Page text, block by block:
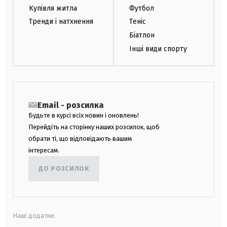
Купівля житла
Тренди і натхнення
Футбол
Теніс
Біатлон
Інші види спорту
Email - розсилка
Будьте в курсі всіх новин і оновлень!
Перейдіть на сторінку наших розсилок, щоб
обрати ті, що відповідають вашим
інтересам.
ДО РОЗСИЛОК
Наші додатки: